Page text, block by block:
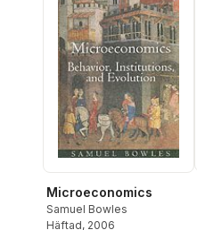
Microeconomics
Samuel Bowles
Häftad, 2006